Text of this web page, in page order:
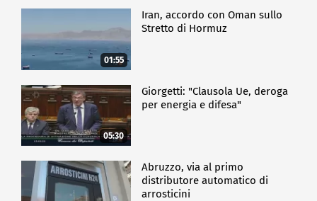
01:55
Iran, accordo con Oman sullo
Stretto di Hormuz
05:30
Giorgetti: "Clausola Ue, deroga
per energia e difesa"
Abruzzo, via al primo
distributore automatico di
arrosticini